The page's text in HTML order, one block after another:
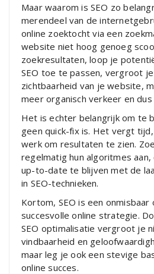
Maar waarom is SEO zo
merendeel van de
online zoektocht via een
website niet hoog genoeg
zoekresultaten, loop je
SEO toe te passen, vergroot
zichtbaarheid van je website,
meer organisch verkeer en
Het is echter belangrijk om te
geen quick-fix is. Het vergt
werk om resultaten te zien.
regelmatig hun algoritmes aan,
up-to-date te blijven met de
in SEO-technieken.
Kortom, SEO is een onmisbaar
succesvolle online strategie.
SEO optimalisatie vergroot je
vindbaarheid en
maar leg je ook een stevige
online succes.